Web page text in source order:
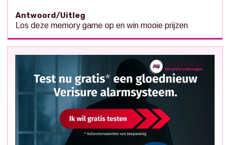
Antwoord/Uitleg
Los deze memory game op en win mooie prijzen